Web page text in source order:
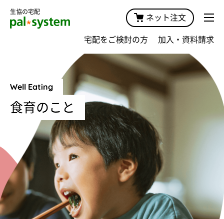
生協の宅配
ネット注文
宅配をご検討の方 加入・資料請求
Well Eating
食育のこと